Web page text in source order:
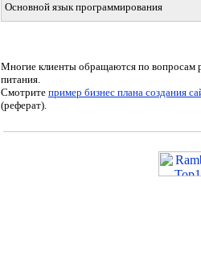
Основной язык программирования
Многие клиенты обращаются по вопросам
питания.
Смотрите пример бизнес плана создания
(реферат).